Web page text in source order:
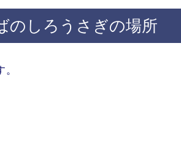
のしろうさぎの場所